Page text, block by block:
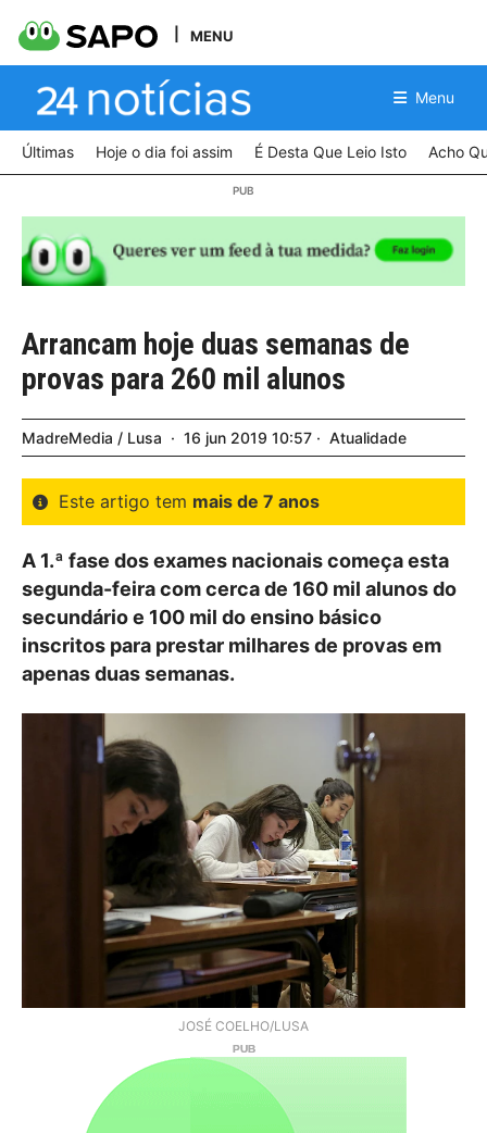
MENU
Menu
Últimas Hoje o dia foi assim É Desta Que Leio Isto Acho
Arrancam hoje duas semanas de
provas para 260 mil alunos
MadreMedia / Lusa 16 jun 2019 10:57 Atualidade
Este artigo tem mais de 7 anos
A 1.ª fase dos exames nacionais começa esta
segunda-feira com cerca de 160 mil alunos do
secundário e 100 mil do ensino básico
inscritos para prestar milhares de provas em
apenas duas semanas.
JOSÉ COELHO/LUSA